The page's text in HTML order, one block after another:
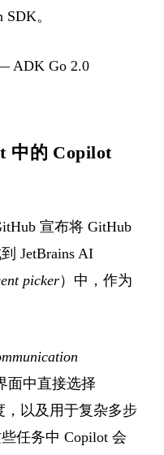
。
ADK Go 2.0
中的 Copilot
宣布将 GitHub
JetBrains AI
picker）中，作为
面中直接选择
，以及用于复杂多步
任务中 Copilot 会